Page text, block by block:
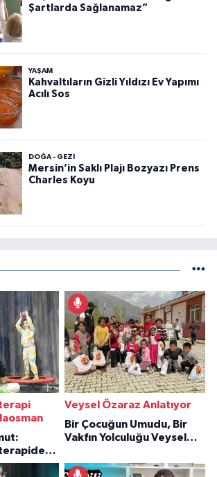
Şartlarda Sağlanamaz”
YAŞAM
Kahvaltıların Gizli Yıldızı Ev Yapımı
Acılı Sos
DOĞA - GEZI
Mersin’in Saklı Plajı Bozyazı Prens
Charles Koyu
Veysel Özaraz Anlatıyor
Bir Çocuğun Umudu, Bir
Vakfın Yolculuğu Veysel